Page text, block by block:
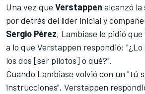
Una vez que Verstappen alcanzó la
por detrás del líder inicial y
Sergio Pérez, Lambiase le pidió
a lo que Verstappen respondió:
los dos [ser pilotos] o qué?".
Cuando Lambiase volvió con un "tú
instrucciones", Verstappen